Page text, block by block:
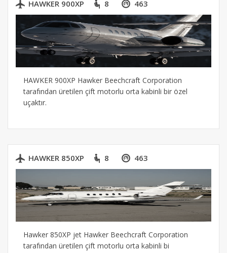
HAWKER 900XP 8 463
HAWKER 900XP Hawker Beechcraft Corporation
tarafından üretilen çift motorlu orta kabinli bir özel
uçaktır.
HAWKER 850XP 8 463
Hawker 850XP jet Hawker Beechcraft Corporation
tarafından üretilen çift motorlu orta kabinli bi